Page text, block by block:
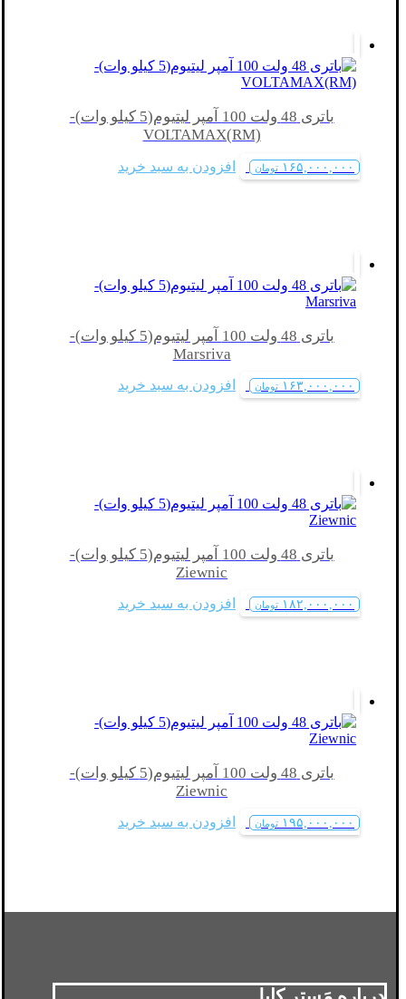
باتری 48 ولت 100 آمپر لیتیوم(5 کیلو وات)-
VOLTAMAX(RM)
۱۶۵,۰۰۰,۰۰۰ تومان افزودن به سبد خرید
باتری 48 ولت 100 آمپر لیتیوم(5 کیلو وات)-
Marsriva
۱۶۳,۰۰۰,۰۰۰ تومان افزودن به سبد خرید
باتری 48 ولت 100 آمپر لیتیوم(5 کیلو وات)-
Ziewnic
۱۸۲,۰۰۰,۰۰۰ تومان افزودن به سبد خرید
باتری 48 ولت 100 آمپر لیتیوم(5 کیلو وات)-
Ziewnic
۱۹۵,۰۰۰,۰۰۰ تومان افزودن به سبد خرید